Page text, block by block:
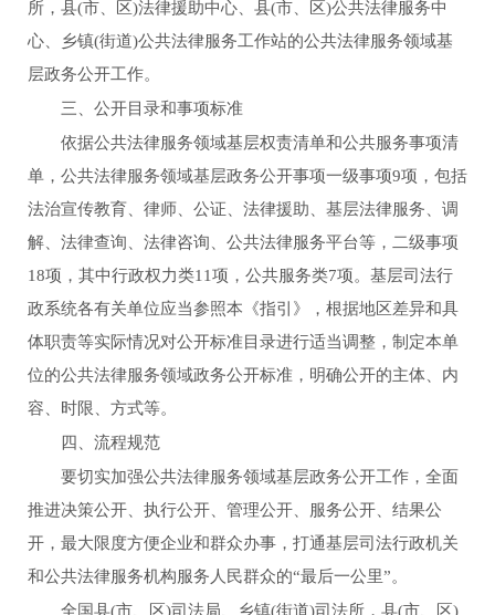
所，县(市、区)法律援助中心、县(市、区)公共法律服务中
心、乡镇(街道)公共法律服务工作站的公共法律服务领域基
层政务公开工作。
三、公开目录和事项标准
依据公共法律服务领域基层权责清单和公共服务事项清
单，公共法律服务领域基层政务公开事项一级事项9项，包括
法治宣传教育、律师、公证、法律援助、基层法律服务、调
解、法律查询、法律咨询、公共法律服务平台等，二级事项
18项，其中行政权力类11项，公共服务类7项。基层司法行
政系统各有关单位应当参照本《指引》，根据地区差异和具
体职责等实际情况对公开标准目录进行适当调整，制定本单
位的公共法律服务领域政务公开标准，明确公开的主体、内
容、时限、方式等。
四、流程规范
要切实加强公共法律服务领域基层政务公开工作，全面
推进决策公开、执行公开、管理公开、服务公开、结果公
开，最大限度方便企业和群众办事，打通基层司法行政机关
和公共法律服务机构服务人民群众的“最后一公里”。
全国县(市、区)司法局、乡镇(街道)司法所，县(市、区)